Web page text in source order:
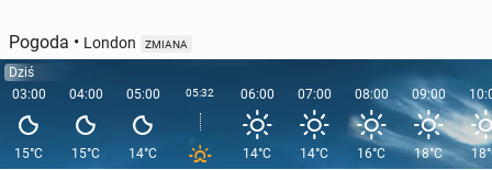
Pogoda • London ZMIANA
Dziś
03:00
15°C
04:00
15°C
05:00
14°C
05:32 06:00
14°C
07:00
14°C
08:00
16°C
09:00
18°C